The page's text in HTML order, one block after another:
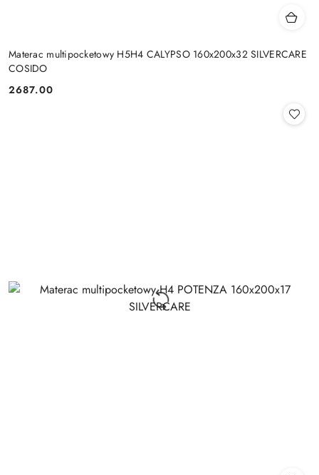
Materac multipocketowy H5H4 CALYPSO 160x200x32 SILVERCARE
COSIDO
Cena:
2687.00